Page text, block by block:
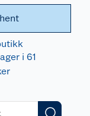
i 61